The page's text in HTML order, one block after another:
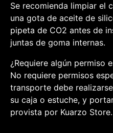
Se recomienda limpiar el
una gota de aceite de
pipeta de CO2 antes de
juntas de goma internas.
¿Requiere algún permiso
No requiere permisos
transporte debe
su caja o estuche, y
provista por Kuarzo Store.